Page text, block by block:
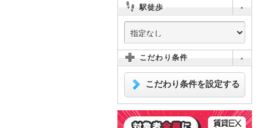
駅徒歩
こだわり条件
こだわり条件を設定する